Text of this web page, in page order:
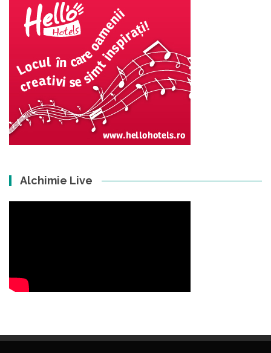
Alchimie Live